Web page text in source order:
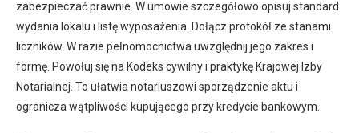
zabezpieczać prawnie. W umowie szczegółowo opisuj standard
wydania lokalu i listę wyposażenia. Dołącz protokół ze stanami
liczników. W razie pełnomocnictwa uwzględnij jego zakres i
formę. Powołuj się na Kodeks cywilny i praktykę Krajowej Izby
Notarialnej. To ułatwia notariuszowi sporządzenie aktu i
ogranicza wątpliwości kupującego przy kredycie bankowym.